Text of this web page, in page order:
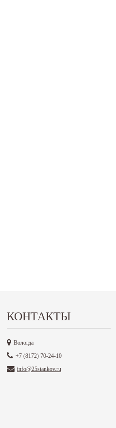
КОНТАКТЫ
Вологда
+7 (8172) 70-24-10
info@25stankov.ru